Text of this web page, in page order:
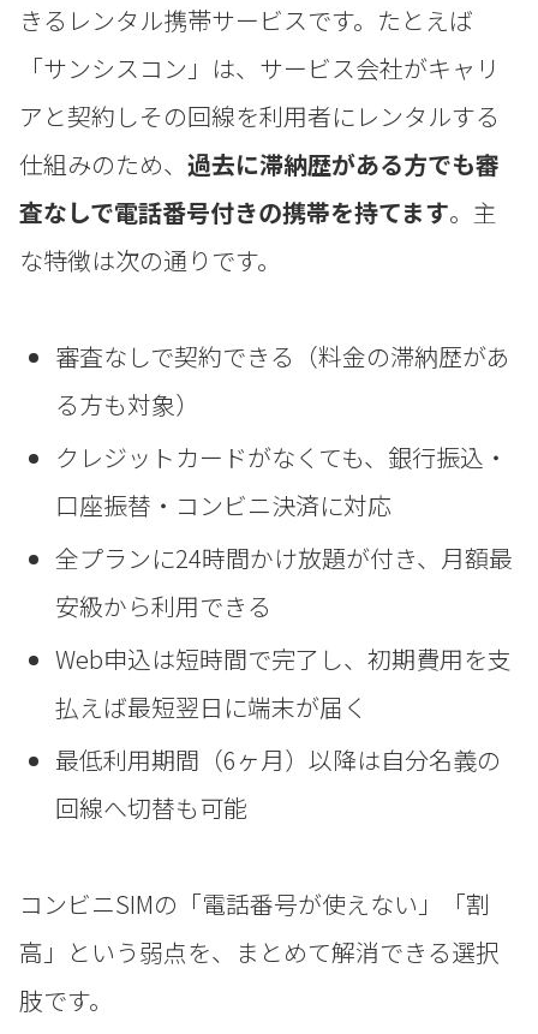
きるレンタル携帯サービスです。たとえば
「サンシスコン」は、サービス会社がキャリ
アと契約しその回線を利用者にレンタルする
仕組みのため、 過去に滞納歴がある方でも審
査なしで電話番号付きの携帯を持てます。主
な特徴は次の通りです。
審査なしで契約できる（料金の滞納歴があ
る方も対象）
クレジットカードがなくても、銀行振込・
口座振替・コンビニ決済に対応
全プランに24時間かけ放題が付き、月額最
安級から利用できる
Web申込は短時間で完了し、初期費用を支
払えば最短翌日に端末が届く
最低利用期間（6ヶ月）以降は自分名義の
回線へ切替も可能
コンビニSIMの「電話番号が使えない」「割
高」という弱点を、まとめて解消できる選択
肢です。